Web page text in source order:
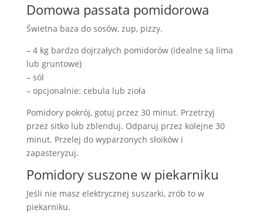
Domowa passata pomidorowa
Świetna baza do sosów, zup, pizzy.
– 4 kg bardzo dojrzałych pomidorów (idealne są lima
lub gruntowe)
– sól
– opcjonalnie: cebula lub zioła
Pomidory pokrój, gotuj przez 30 minut. Przetrzyj
przez sitko lub zblenduj. Odparuj przez kolejne 30
minut. Przelej do wyparzonych słoików i
zapasteryzuj.
Pomidory suszone w piekarniku
Jeśli nie masz elektrycznej suszarki, zrób to w
piekarniku.